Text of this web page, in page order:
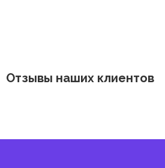
Отзывы наших клиентов